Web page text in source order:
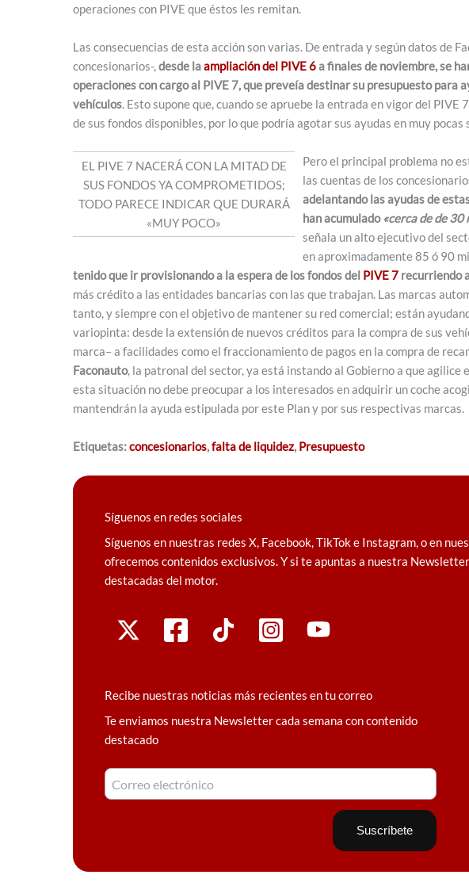
operaciones con PIVE que éstos les remitan.
Las consecuencias de esta acción son varias. De entrada y según datos de
concesionarios-,desde laampliación del PIVE 6a finales de noviembre, se
operaciones con cargo al PIVE 7, que preveía destinar su presupuesto para
vehículos. Esto supone que, cuando se apruebe la entrada en vigor del PIVE
de sus fondos disponibles, por lo que podría agotar sus ayudas en muy pocas
EL PIVE 7 NACERÁ CON LA MITAD DE
SUS FONDOS YA COMPROMETIDOS;
TODO PARECE INDICAR QUE DURARÁ
«MUY POCO»
Pero el principal problema no
las cuentas de los
adelantando las ayudas de
han acumulado «cerca de de
señala un alto ejecutivo del
en aproximadamente 85 ó 90
tenido que ir provisionando a la espera de los fondos del PIVE 7 recurriendo
más crédito a las entidades bancarias con las que trabajan. Las marcas
tanto, y siempre con el objetivo de mantener su red comercial; están
variopinta: desde la extensión de nuevos créditos para la compra de sus
marca– a facilidades como el fraccionamiento de pagos en la compra de
Faconauto, la patronal del sector, ya está instando al Gobierno a que
esta situación no debe preocupar a los interesados en adquirir un coche
mantendrán la ayuda estipulada por este Plan y por sus respectivas marcas.
Etiquetas:concesionarios,falta de liquidez, Presupuesto
Síguenos en redes sociales
Síguenos en nuestras redes X, Facebook, TikTok e Instagram, o en
ofrecemos contenidos exclusivos. Y si te apuntas a nuestra
destacadas del motor.
Recibe nuestras noticias más recientes en tu correo
Te enviamos nuestra Newsletter cada semana con contenido
destacado